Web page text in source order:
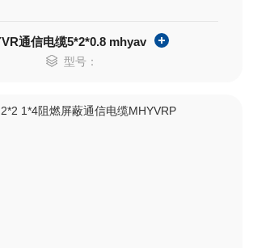
通信电缆5*2*0.8 mhyav
型号：